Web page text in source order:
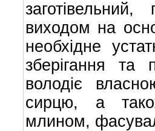
виходом на
необхідне
зберігання та
володіє
сирцю, а
млином,